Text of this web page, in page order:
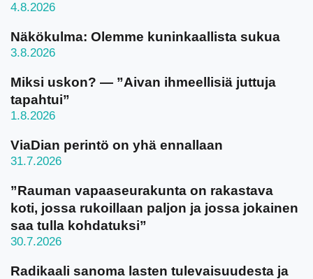
4.8.2026
Näkökulma: Olemme kuninkaallista sukua
3.8.2026
Miksi uskon? — ”Aivan ihmeellisiä juttuja
tapahtui”
1.8.2026
ViaDian perintö on yhä ennallaan
31.7.2026
”Rauman vapaaseurakunta on rakastava
koti, jossa rukoillaan paljon ja jossa jokainen
saa tulla kohdatuksi”
30.7.2026
Radikaali sanoma lasten tulevaisuudesta ja